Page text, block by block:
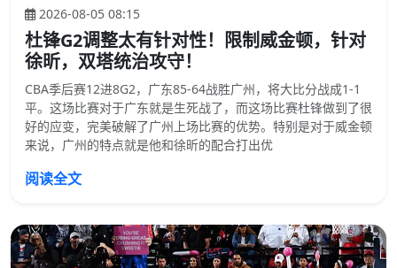
2026-08-05 08:15
杜锋G2调整太有针对性！限制威金顿，针对
徐昕，双塔统治攻守！
CBA季后赛12进8G2，广东85-64战胜广州，将大比分战成1-1
平。这场比赛对于广东就是生死战了，而这场比赛杜锋做到了很
好的应变，完美破解了广州上场比赛的优势。特别是对于威金顿
来说，广州的特点就是他和徐昕的配合打出优
阅读全文